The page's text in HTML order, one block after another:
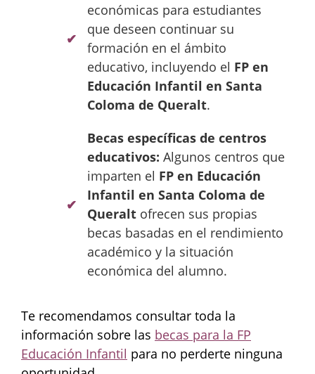
económicas para estudiantes
que deseen continuar su
formación en el ámbito
educativo, incluyendo el FP en
Educación Infantil en Santa
Coloma de Queralt.
Becas específicas de centros
educativos: Algunos centros que
imparten el FP en Educación
Infantil en Santa Coloma de
Queralt ofrecen sus propias
becas basadas en el rendimiento
académico y la situación
económica del alumno.
Te recomendamos consultar toda la
información sobre las becas para la FP
Educación Infantil para no perderte ninguna